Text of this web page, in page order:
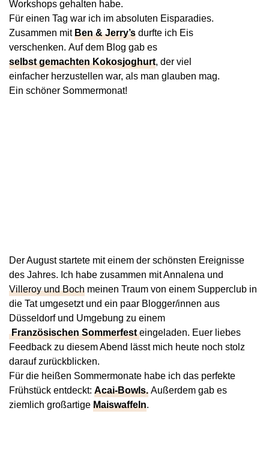
Workshops gehalten habe.
Für einen Tag war ich im absoluten Eisparadies.
Zusammen mitBen & Jerry’s durfte ich Eis
verschenken. Auf dem Blog gab es
selbst gemachten Kokosjoghurt, der viel
einfacher herzustellen war, als man glauben mag.
Ein schöner Sommermonat!
Der August startete mit einem der schönsten Ereignisse
des Jahres. Ich habe zusammen mit Annalena und
Villeroy und Boch meinen Traum von einem Supperclub in
die Tat umgesetzt und ein paar Blogger/innen aus
Düsseldorf und Umgebung zu einem
Französischen Sommerfest eingeladen. Euer liebes
Feedback zu diesem Abend lässt mich heute noch stolz
darauf zurückblicken.
Für die heißen Sommermonate habe ich das perfekte
Frühstück entdeckt: Acai-Bowls. Außerdem gab es
ziemlich großartige Maiswaffeln.